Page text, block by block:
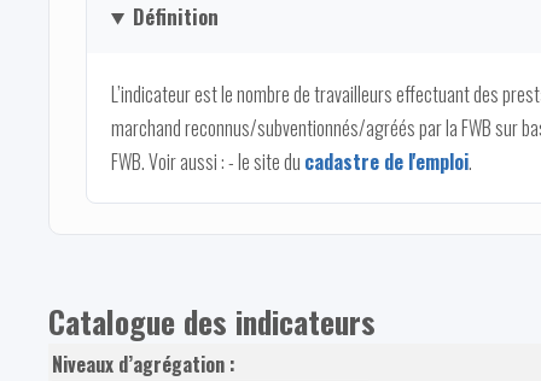
Définition
L’indicateur est le nombre de travailleurs effectuant des
marchand reconnus/subventionnés/agréés par la FWB sur
FWB. Voir aussi : - le site du cadastre de l'emploi.
Catalogue des indicateurs
Niveaux d’agrégation :